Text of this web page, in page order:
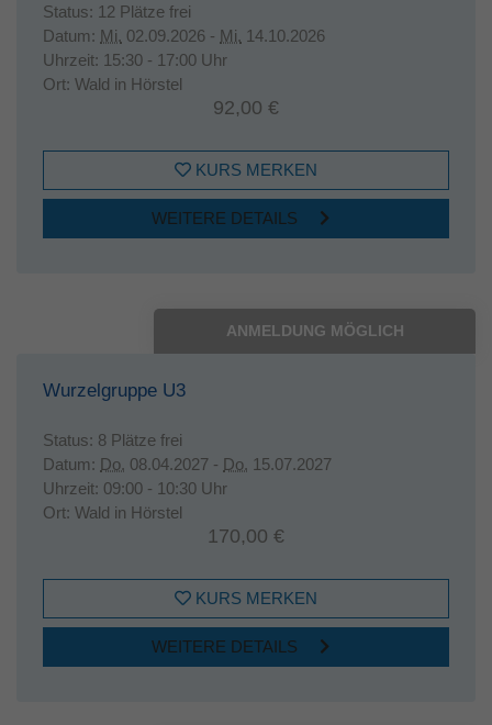
Status: 12 Plätze frei
Datum: Mi. 02.09.2026 - Mi. 14.10.2026
Uhrzeit: 15:30 - 17:00 Uhr
Ort: Wald in Hörstel
92,00 €
KURS MERKEN
WEITERE DETAILS
ANMELDUNG MÖGLICH
Wurzelgruppe U3
Status: 8 Plätze frei
Datum: Do. 08.04.2027 - Do. 15.07.2027
Uhrzeit: 09:00 - 10:30 Uhr
Ort: Wald in Hörstel
170,00 €
KURS MERKEN
WEITERE DETAILS